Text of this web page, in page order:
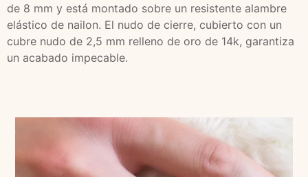
de 8 mm y está montado sobre un resistente alambre
elástico de nailon. El nudo de cierre, cubierto con un
cubre nudo de 2,5 mm relleno de oro de 14k, garantiza
un acabado impecable.